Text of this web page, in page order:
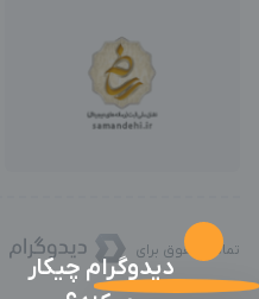
تمامی حقوق برای
دیدوگرام چیکار